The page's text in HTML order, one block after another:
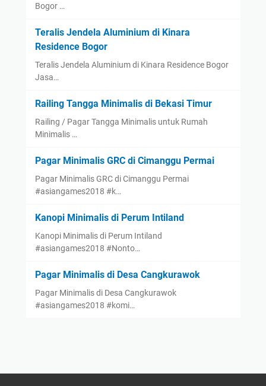
Bogor …
Teralis Jendela Aluminium di Kinara
Residence Bogor
Teralis Jendela Aluminium di Kinara Residence Bogor
Jasa…
Railing Tangga Minimalis di Bekasi Timur
Railing / Pagar Tangga Minimalis untuk Rumah
Minimalis …
Pagar Minimalis GRC di Cimanggu Permai
Pagar Minimalis GRC di Cimanggu Permai
#asiangames2018 #k…
Kanopi Minimalis di Perum Intiland
Kanopi Minimalis di Perum Intiland
#asiangames2018 #Nonto…
Pagar Minimalis di Desa Cangkurawok
Pagar Minimalis di Desa Cangkurawok
#asiangames2018 #komi…